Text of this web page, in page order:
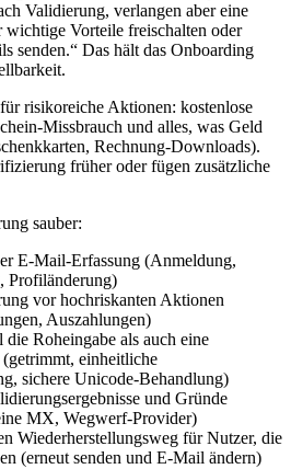
Validierung, verlangen aber eine
Vorteile freischalten oder
senden.“ Das hält das Onboarding
risikoreiche Aktionen: kostenlose
und alles, was Geld
Rechnung‑Downloads).
früher oder fügen zusätzliche
sauber:
E‑Mail‑Erfassung (Anmeldung,
Profiländerung)
vor hochriskanten Aktionen
Auszahlungen)
die Roheingabe als auch eine
einheitliche
sichere Unicode‑Behandlung)
und Gründe
MX, Wegwerf‑Provider)
Wiederherstellungsweg für Nutzer, die
(erneut senden und E‑Mail ändern)